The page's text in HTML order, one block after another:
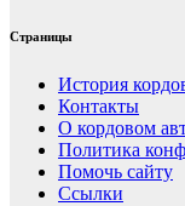
Страницы
История
Контакты
О кордовом
Политика
Помочь сайту
Ссылки